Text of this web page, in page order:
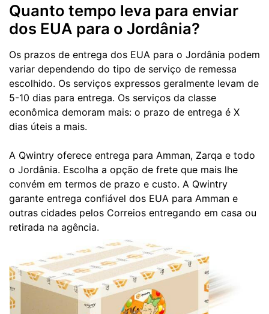
Quanto tempo leva para enviar
dos EUA para o Jordânia?
Os prazos de entrega dos EUA para o Jordânia podem
variar dependendo do tipo de serviço de remessa
escolhido. Os serviços expressos geralmente levam de
5-10 dias para entrega. Os serviços da classe
econômica demoram mais: o prazo de entrega é X
dias úteis a mais.
A Qwintry oferece entrega para Amman, Zarqa e todo
o Jordânia. Escolha a opção de frete que mais lhe
convém em termos de prazo e custo. A Qwintry
garante entrega confiável dos EUA para Amman e
outras cidades pelos Correios entregando em casa ou
retirada na agência.